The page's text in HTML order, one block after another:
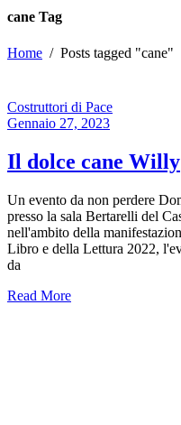
cane Tag
Home / Posts tagged "cane"
Costruttori di Pace
Gennaio 27, 2023
Il dolce cane Willy
Un evento da non perdere
presso la sala Bertarelli del
nell'ambito della
Libro e della Lettura 2022,
da
Read More